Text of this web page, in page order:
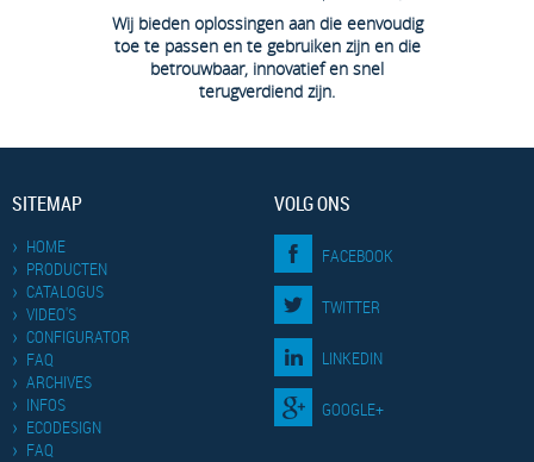
Wij bieden oplossingen aan die eenvoudig
toe te passen en te gebruiken zijn en die
betrouwbaar, innovatief en snel
terugverdiend zijn.
SITEMAP
HOME
PRODUCTEN
CATALOGUS
VIDEO'S
CONFIGURATOR
FAQ
ARCHIVES
INFOS
ECODESIGN
FAQ
VOLG ONS
FACEBOOK
TWITTER
LINKEDIN
GOOGLE+